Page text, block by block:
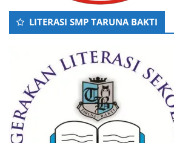
LITERASI SMP TARUNA BAKTI